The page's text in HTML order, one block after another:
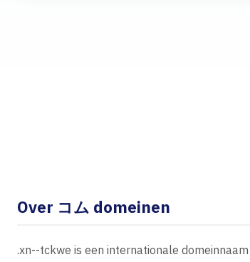
Over コム domeinen
.xn--tckwe is een internationale